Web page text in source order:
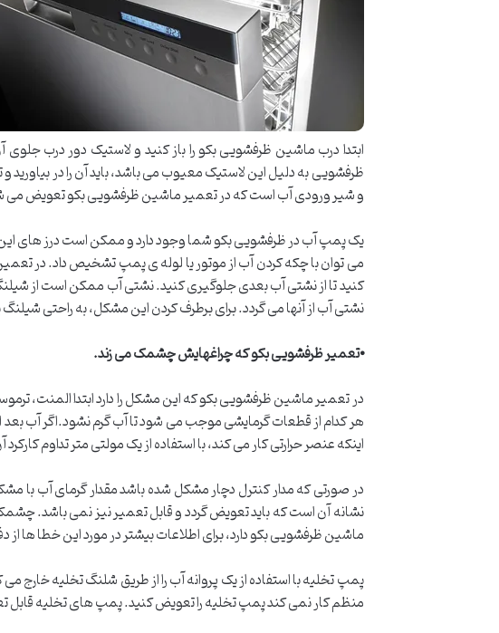
ابتدا درب ماشین ظرفشویی بکو را باز کنید و لاستیک دور درب
ظرفشویی به دلیل این لاستیک معیوب می باشد، باید آن را در
و شیر ورودی آب است که در تعمیر ماشین ظرفشویی بکو تعویض
یک پمپ آب در ظرفشویی بکو شما وجود دارد و ممکن است درز های
می توان با چکه کردن آب از موتور یا لوله ی پمپ تشخیص داد. در
کنید تا از نشتی آب بعدی جلوگیری کنید. نشتی آب ممکن است از
نشتی آب از آنها می گردد. برای برطرف کردن این مشکل، به راحتی
⦁تعمیر ظرفشویی بکو که چراغهایش چشمک می زند.
در تعمیر ماشین ظرفشویی بکو که این مشکل را دارد ابتدا المنت،
هر کدام از قطعات گرمایشی موجب می شود تا آب گرم نشود.اگر آب
اینکه عنصر حرارتی کار می کند، با استفاده از یک مولتی متر تداوم
در صورتی که مدار کنترل دچار مشکل شده باشد مقدار گرمای آب با
نشانه آن است که باید تعویض گردد و قابل تعمیر نیز نمی
ماشین ظرفشویی بکو دارد، برای اطلاعات بیشتر در مورد این خطا
پمپ تخلیه با استفاده از یک پروانه آب را از طریق شلنگ تخلیه
منظم کار نمی کند پمپ تخلیه را تعویض کنید. پمپ های تخلیه